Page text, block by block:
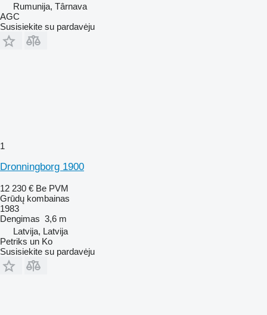
Rumunija, Târnava
AGC
Susisiekite su pardavėju
1
Dronningborg 1900
12 230 € Be PVM
Grūdų kombainas
1983
Dengimas 3,6 m
Latvija, Latvija
Petriks un Ko
Susisiekite su pardavėju